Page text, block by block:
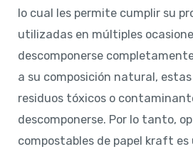
lo cual les permite cumplir su
utilizadas en múltiples
descomponerse
a su composición natural,
residuos tóxicos o
descomponerse. Por lo tanto,
compostables de papel kraft